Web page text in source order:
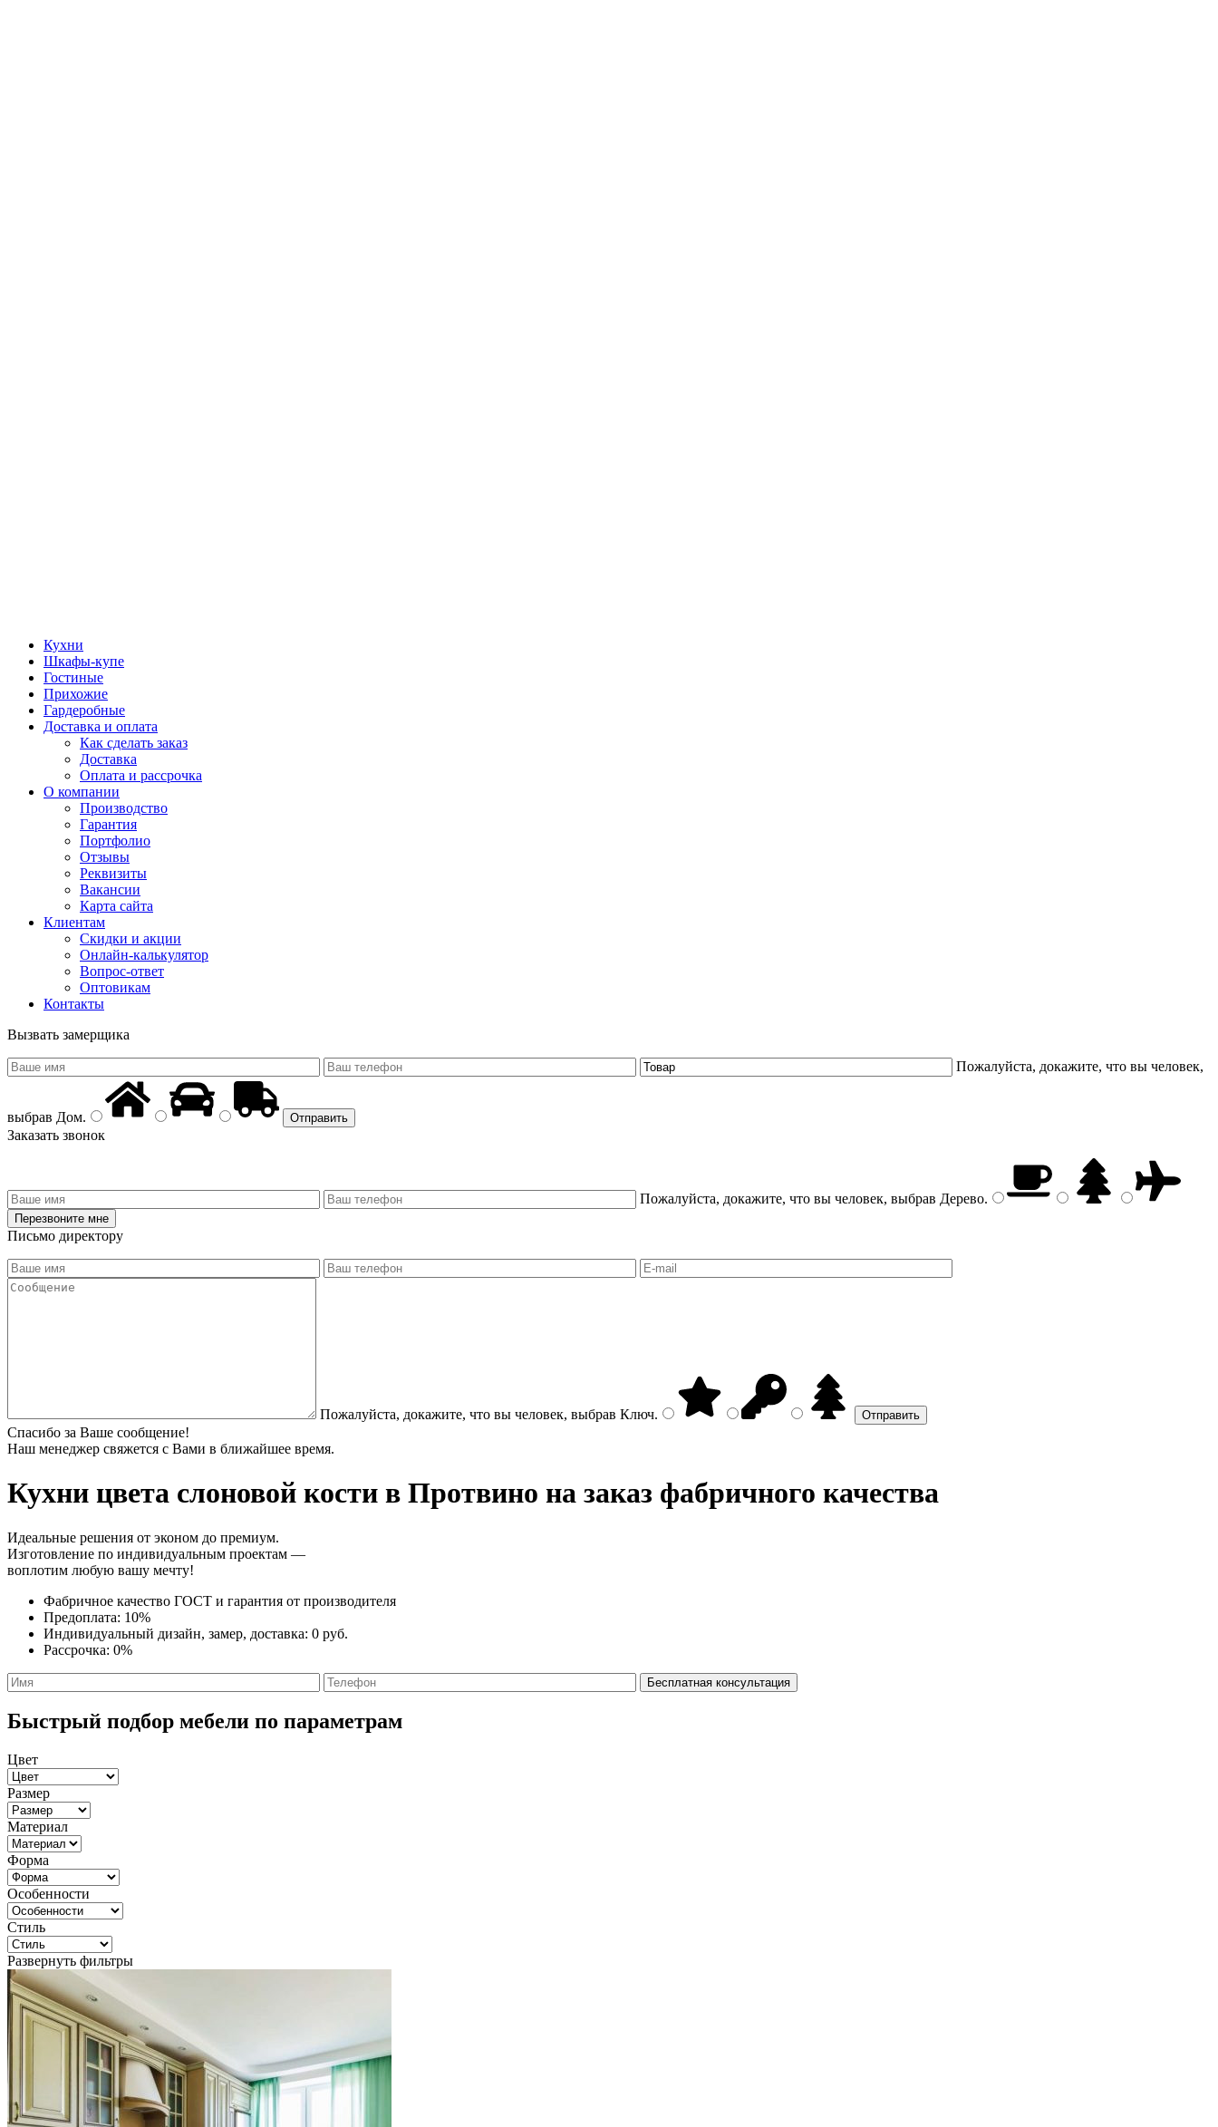
Кухни
Шкафы-купе
Гостиные
Прихожие
Гардеробные
Доставка и оплата
Как сделать заказ
Доставка
Оплата и рассрочка
О компании
Производство
Гарантия
Портфолио
Отзывы
Реквизиты
Вакансии
Карта сайта
Клиентам
Скидки и акции
Онлайн-калькулятор
Вопрос-ответ
Оптовикам
Контакты
Вызвать замерщика
Пожалуйста, докажите, что вы человек,
выбрав Дом.
Заказать звонок
Пожалуйста, докажите, что вы человек, выбрав Дерево.
Письмо директору
Пожалуйста, докажите, что вы человек, выбрав Ключ.
Спасибо за Ваше сообщение!
Наш менеджер свяжется с Вами в ближайшее время.
Кухни цвета слоновой кости в Протвино на заказ фабричного качества
Идеальные решения от эконом до премиум.
Изготовление по индивидуальным проектам —
воплотим любую вашу мечту!
Фабричное качество ГОСТ и гарантия от производителя
Предоплата: 10%
Индивидуальный дизайн, замер, доставка: 0 руб.
Рассрочка: 0%
Быстрый подбор мебели по параметрам
Цвет
Размер
Материал
Форма
Особенности
Стиль
Развернуть фильтры